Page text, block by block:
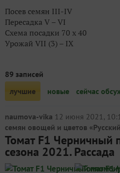
Посев семян III-IV
Пересадка V – VI
Схема посадки 70 х 40
Урожай VII (3) – IX
89 записей
лучшие
новые сейчас
naumova-vika 12 июня 2021,
семян овощей и цветов
Томат F1 Черничный
сезона 2021. Рассада